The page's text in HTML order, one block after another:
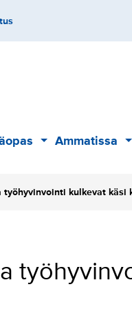
Alavalikko
Ammatissa
kulkevat käsi